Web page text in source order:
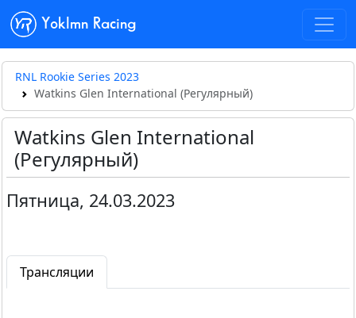
Yoklmn Racing
RNL Rookie Series 2023
Watkins Glen International (Регулярный)
Watkins Glen International
(Регулярный)
Пятница, 24.03.2023
Трансляции